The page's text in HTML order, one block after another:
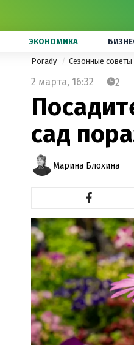
ЭКОНОМИКА
Porady Сезонные советы
2 марта, 16:32 2
сад
Марина Блохина